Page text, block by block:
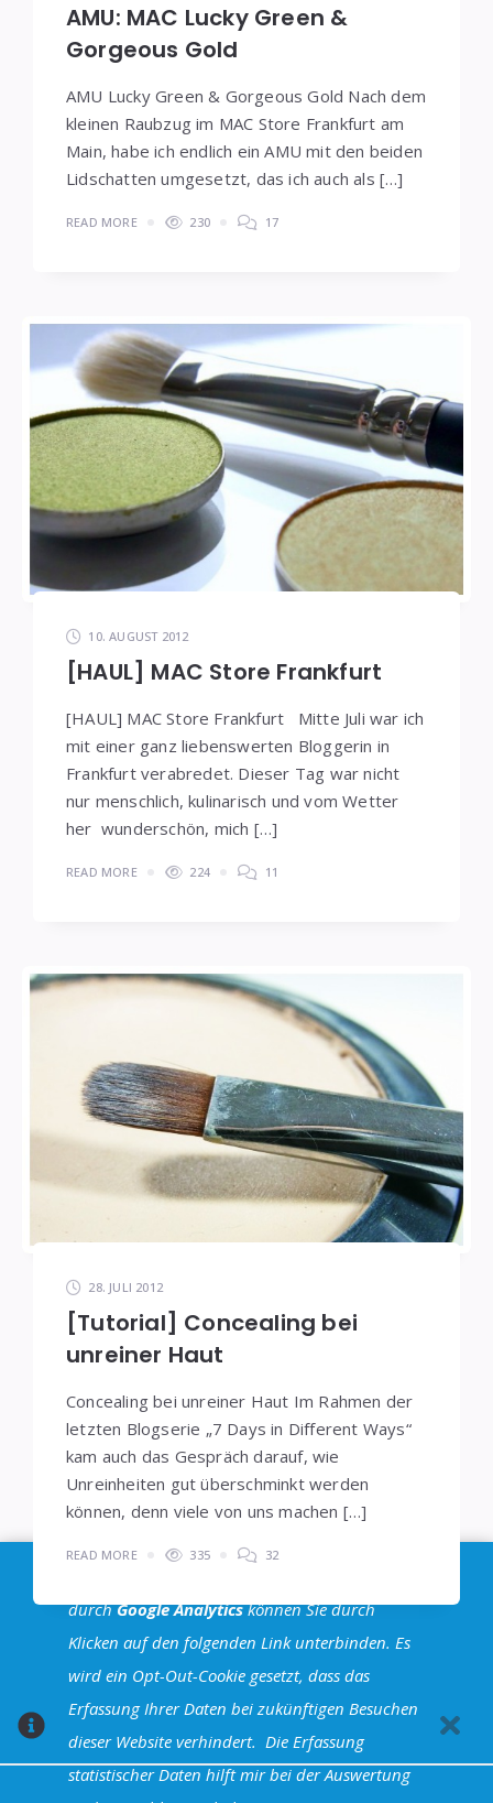
AMU: MAC Lucky Green &
Gorgeous Gold
AMU Lucky Green & Gorgeous Gold Nach dem
kleinen Raubzug im MAC Store Frankfurt am
Main, habe ich endlich ein AMU mit den beiden
Lidschatten umgesetzt, das ich auch als […]
READ MORE 230 17
10. AUGUST 2012
[HAUL] MAC Store Frankfurt
[HAUL] MAC Store Frankfurt Mitte Juli war ich
mit einer ganz liebenswerten Bloggerin in
Frankfurt verabredet. Dieser Tag war nicht
nur menschlich, kulinarisch und vom Wetter
her wunderschön, mich […]
READ MORE 224 11
28. JULI 2012
[Tutorial] Concealing bei
unreiner Haut
Concealing bei unreiner Haut Im Rahmen der
letzten Blogserie „7 Days in Different Ways“
kam auch das Gespräch darauf, wie
Unreinheiten gut überschminkt werden
können, denn viele von uns machen […]
READ MORE 335 32
Seitennummerierung
der
Beiträge
1 2 3 4
durchGoogle Analyticskönnen Sie durch
Klicken auf den folgenden Link unterbinden. Es
wird ein Opt-Out-Cookie gesetzt, dass das
Erfassung Ihrer Daten bei zukünftigen Besuchen
dieser Website verhindert. Die Erfassung
statistischer Daten hilft mir bei der Auswertung